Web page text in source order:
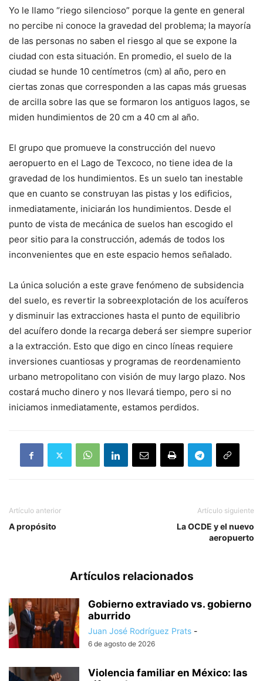
Yo le llamo “riego silencioso” porque la gente en general
no percibe ni conoce la gravedad del problema; la mayoría
de las personas no saben el riesgo al que se expone la
ciudad con esta situación. En promedio, el suelo de la
ciudad se hunde 10 centímetros (cm) al año, pero en
ciertas zonas que corresponden a las capas más gruesas
de arcilla sobre las que se formaron los antiguos lagos, se
miden hundimientos de 20 cm a 40 cm al año.
El grupo que promueve la construcción del nuevo
aeropuerto en el Lago de Texcoco, no tiene idea de la
gravedad de los hundimientos. Es un suelo tan inestable
que en cuanto se construyan las pistas y los edificios,
inmediatamente, iniciarán los hundimientos. Desde el
punto de vista de mecánica de suelos han escogido el
peor sitio para la construcción, además de todos los
inconvenientes que en este espacio hemos señalado.
La única solución a este grave fenómeno de subsidencia
del suelo, es revertir la sobreexplotación de los acuíferos
y disminuir las extracciones hasta el punto de equilibrio
del acuífero donde la recarga deberá ser siempre superior
a la extracción. Esto que digo en cinco líneas requiere
inversiones cuantiosas y programas de reordenamiento
urbano metropolitano con visión de muy largo plazo. Nos
costará mucho dinero y nos llevará tiempo, pero si no
iniciamos inmediatamente, estamos perdidos.
Artículo anterior
A propósito
Artículo siguiente
La OCDE y el nuevo
aeropuerto
Artículos relacionados
Gobierno extraviado vs. gobierno
aburrido
Juan José Rodríguez Prats -
6 de agosto de 2026
Violencia familiar en México: las